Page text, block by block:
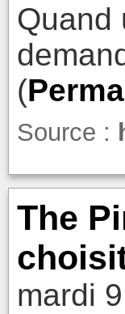
Quand
(
Source :
The
mardi